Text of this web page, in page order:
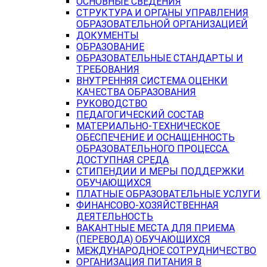
СТРУКТУРА И ОРГАНЫ УПРАВЛЕНИЯ
ОБРАЗОВАТЕЛЬНОЙ ОРГАНИЗАЦИЕЙ
ДОКУМЕНТЫ
ОБРАЗОВАНИЕ
ОБРАЗОВАТЕЛЬНЫЕ СТАНДАРТЫ И
ТРЕБОВАНИЯ
ВНУТРЕННЯЯ СИСТЕМА ОЦЕНКИ
КАЧЕСТВА ОБРАЗОВАНИЯ
РУКОВОДСТВО
ПЕДАГОГИЧЕСКИЙ СОСТАВ
МАТЕРИАЛЬНО-ТЕХНИЧЕСКОЕ
ОБЕСПЕЧЕНИЕ И ОСНАЩЕННОСТЬ
ОБРАЗОВАТЕЛЬНОГО ПРОЦЕССА.
ДОСТУПНАЯ СРЕДА
СТИПЕНДИИ И МЕРЫ ПОДДЕРЖКИ
ОБУЧАЮЩИХСЯ
ПЛАТНЫЕ ОБРАЗОВАТЕЛЬНЫЕ УСЛУГИ
ФИНАНСОВО-ХОЗЯЙСТВЕННАЯ
ДЕЯТЕЛЬНОСТЬ
ВАКАНТНЫЕ МЕСТА ДЛЯ ПРИЕМА
(ПЕРЕВОДА) ОБУЧАЮЩИХСЯ
МЕЖДУНАРОДНОЕ СОТРУДНИЧЕСТВО
ОРГАНИЗАЦИЯ ПИТАНИЯ В